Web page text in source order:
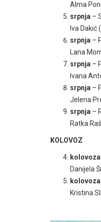
Alma
srpnja –
Iva Dakić
srpnja –
Lana
srpnja –
Ivana
srpnja –
Jelena
srpnja –
Ratka
KOLOVOZ
kolovoza
Danijela
kolovoza
Kristina